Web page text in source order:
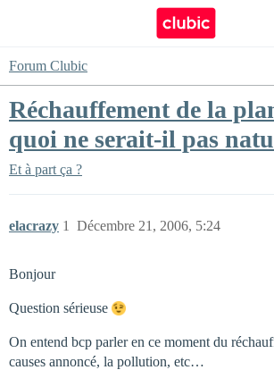
Forum Clubic
Réchauffement de la
quoi ne serait-il pas
Et à part ça ?
elacrazy Décembre 21, 2006, 5:24
1
Bonjour
Question sérieuse
On entend bcp parler en ce moment du
causes annoncé, la pollution, etc…